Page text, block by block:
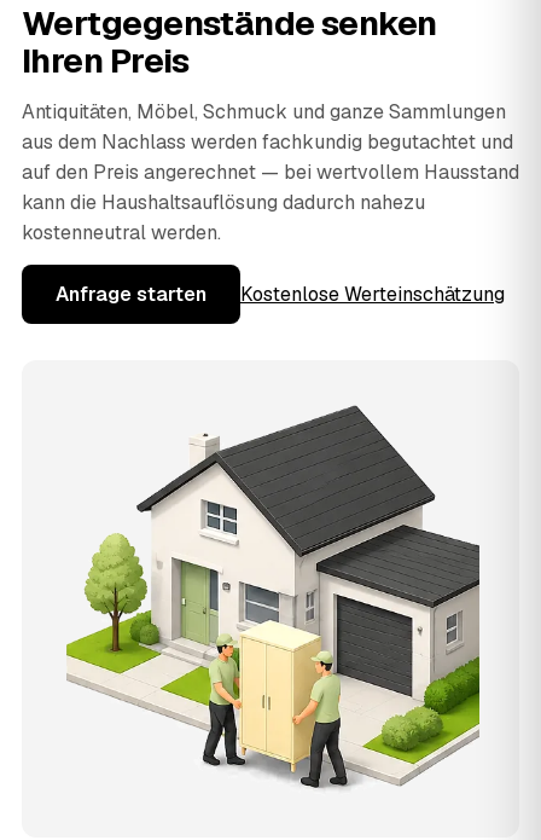
Wertgegenstände senken
Ihren Preis
Antiquitäten, Möbel, Schmuck und ganze Sammlungen
aus dem Nachlass werden fachkundig begutachtet und
auf den Preis angerechnet — bei wertvollem Hausstand
kann die Haushaltsauflösung dadurch nahezu
kostenneutral werden.
Anfrage starten Kostenlose Werteinschätzung